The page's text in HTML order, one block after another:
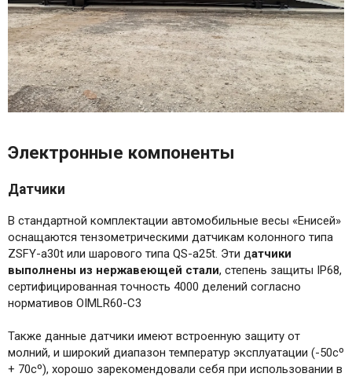
Электронные компоненты
Датчики
В стандартной комплектации автомобильные весы «Енисей»
оснащаются тензометрическими датчикам колонного типа
ZSFY-a30t или шарового типа QS-a25t. Эти датчики
выполнены из нержавеющей стали, степень защиты IP68,
сертифицированная точность 4000 делений согласно
нормативов OIMLR60-С3
Также данные датчики имеют встроенную защиту от
молний, и широкий диапазон температур эксплуатации (-50сº
+ 70сº), хорошо зарекомендовали себя при использовании в